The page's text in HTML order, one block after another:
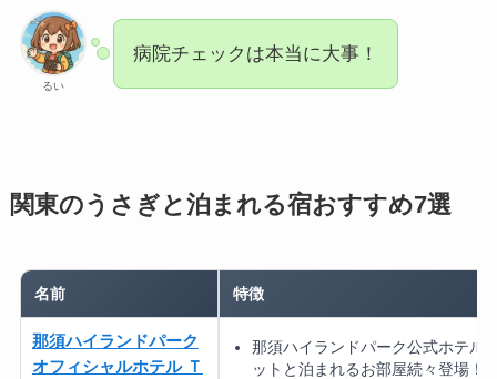
るい
病院チェックは本当に大事！
関東のうさぎと泊まれる宿おすすめ7選
名前 特徴
那須ハイランドパーク
オフィシャルホテル Ｔ
那須ハイランドパーク公式ホテル
ットと泊まれるお部屋続々登場！